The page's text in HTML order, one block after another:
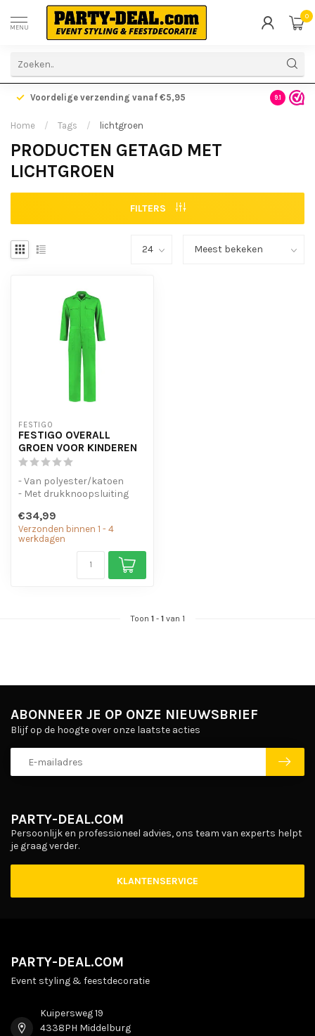
MENU
0
Voordelige verzending vanaf €5,95 Gratis
9.1
Home / Tags / lichtgroen
PRODUCTEN GETAGD MET
LICHTGROEN
FILTERS
FESTIGO
FESTIGO OVERALL
GROEN VOOR KINDEREN
- Van polyester/katoen
- Met drukknoopsluiting
€34,99
Verzonden binnen 1 - 4
werkdagen
Toon 1- 1van 1
PARTY-DEAL.COM
Persoonlijk en professioneel advies, ons team van experts helpt
je graag verder.
KLANTENSERVICE
ABONNEER JE OP ONZE NIEUWSBRIEF
Blijf op de hoogte over onze laatste acties
PARTY-DEAL.COM
Event styling & feestdecoratie
Kuipersweg 19
4338PH Middelburg